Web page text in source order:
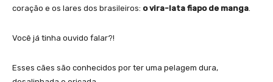
coração e os lares dos brasileiros: o vira-lata fiapo de manga.
Você já tinha ouvido falar?!
Esses cães são conhecidos por ter uma pelagem dura,